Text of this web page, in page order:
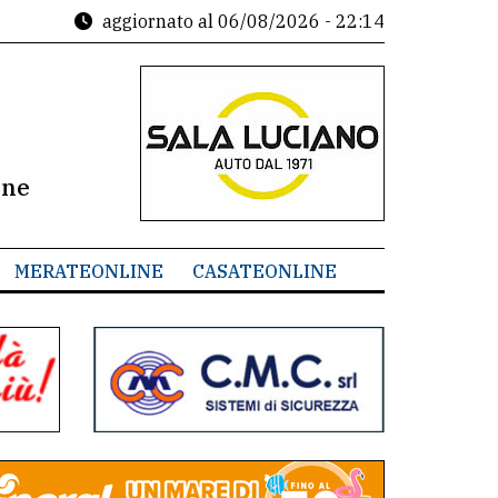
aggiornato al 06/08/2026 - 22:14
MERATEONLINE CASATEONLINE